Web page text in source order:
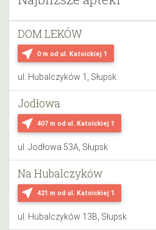
near_me 0 m od ul. Katoickiej 1
DOM LEKÓW
ul. Hubalczyków 1, Słupsk
near_me 407 m od ul. Katoickiej 1
Jodłowa
ul. Jodłowa 53A, Słupsk
near_me 421 m od ul. Katoickiej 1
Na Hubalczyków
ul. Hubalczyków 13B, Słupsk